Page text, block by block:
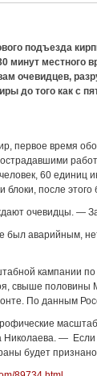
подъезда
минут местного
очевидцев,
до того как с
первое время
60 единиц
блоки, после
очевидцы. —
был аварийным,
кампании по
свыше половины
По данным
— Если
будет